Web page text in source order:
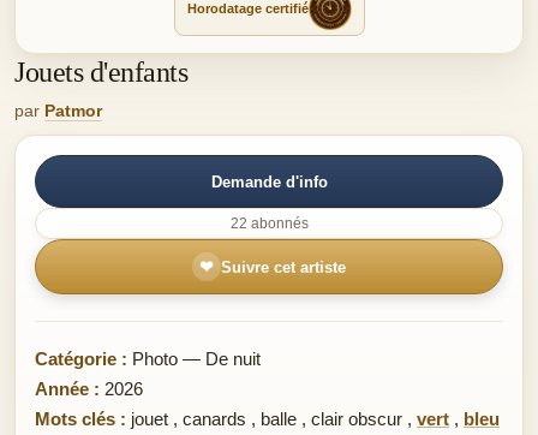
Horodatage certifié
Jouets d'enfants
par Patmor
Demande d'info
22 abonnés
❤ Suivre cet artiste
Catégorie : Photo — De nuit
Année : 2026
Mots clés : jouet , canards , balle , clair obscur , vert , bleu